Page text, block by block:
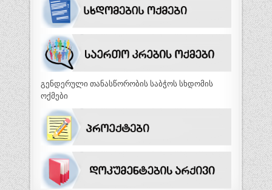
გენდერული თანასწორობის საბჭოს სხდომის
ოქმები